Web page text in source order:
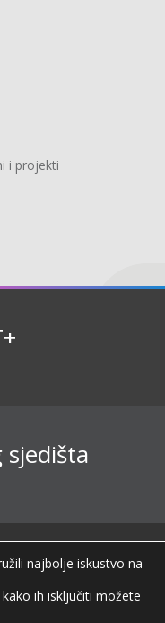
i projekti
sjedišta
CARNET |
| Izjava o
| Opći podaci o
|
najbolje iskustvo na
ih isključiti možete